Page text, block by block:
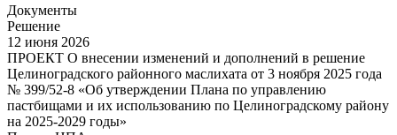
Документы
Решение
12 июня 2026
ПРОЕКТ О внесении изменений и дополнений в решение
Целиноградского районного маслихата от 3 ноября 2025 года
№ 399/52-8 «Об утверждении Плана по управлению
пастбищами и их использованию по Целиноградскому району
на 2025-2029 годы»